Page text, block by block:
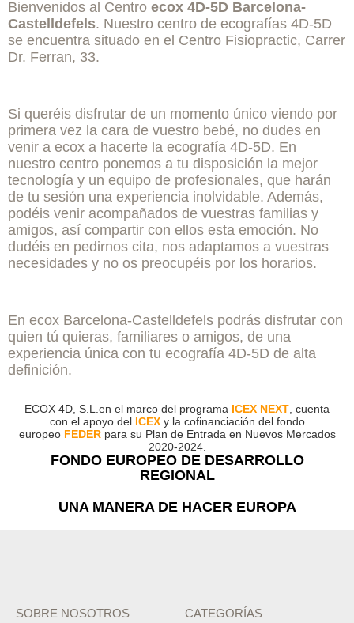
Bienvenidos al Centro ecox 4D-5D Barcelona-
Castelldefels. Nuestro centro de ecografías 4D-5D
se encuentra situado en el Centro Fisiopractic, Carrer
Dr. Ferran, 33.
Si queréis disfrutar de un momento único viendo por
primera vez la cara de vuestro bebé, no dudes en
venir a ecox a hacerte la ecografía 4D-5D. En
nuestro centro ponemos a tu disposición la mejor
tecnología y un equipo de profesionales, que harán
de tu sesión una experiencia inolvidable. Además,
podéis venir acompañados de vuestras familias y
amigos, así compartir con ellos esta emoción. No
dudéis en pedirnos cita, nos adaptamos a vuestras
necesidades y no os preocupéis por los horarios.
En ecox Barcelona-Castelldefels podrás disfrutar con
quien tú quieras, familiares o amigos, de una
experiencia única con tu ecografía 4D-5D de alta
definición.
ECOX 4D, S.L.en el marco del programa ICEX NEXT , cuenta
con el apoyo del ICEXy la cofinanciación del fondo
europeo FEDERpara su Plan de Entrada en Nuevos Mercados
2020-2024.
FONDO EUROPEO DE DESARROLLO
REGIONAL
UNA MANERA DE HACER EUROPA
SOBRE NOSOTROS CATEGORÍAS